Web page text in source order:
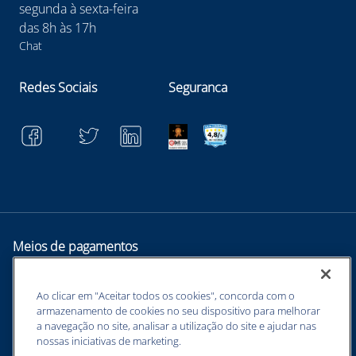
segunda à sexta-feira
das 8h às 17h
Chat
Redes Sociais Seguranca
Meios de pagamentos
Ao clicar em "Aceitar todos os cookies", concorda com o
armazenamento de cookies no seu dispositivo para melhorar
a navegação no site, analisar a utilização do site e ajudar nas
nossas iniciativas de marketing.